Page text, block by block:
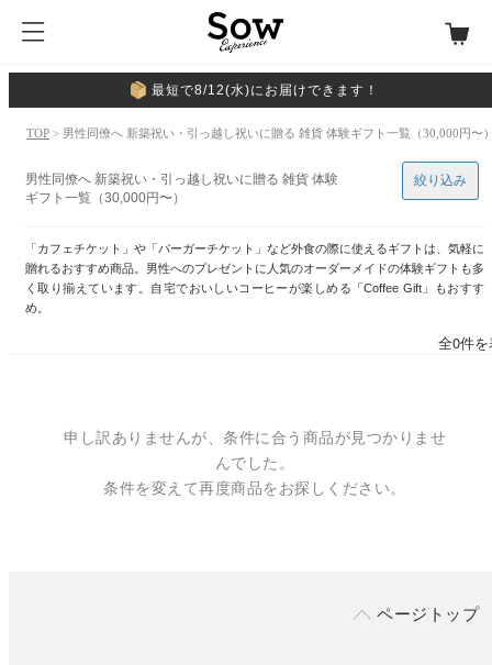
最短で8/12(水)にお届けできます！
TOP > 男性同僚へ 新築祝い・引っ越し祝いに贈る 雑貨 体験ギフト一覧（30,000円〜
男性同僚へ 新築祝い・引っ越し祝いに贈る 雑貨 体験
ギフト一覧（30,000円〜）
「カフェチケット」や「バーガーチケット」など外食の際に使えるギフトは、気軽に
贈れるおすすめ商品。男性へのプレゼントに人気のオーダーメイドの体験ギフトも多
く取り揃えています。自宅でおいしいコーヒーが楽しめる「Coffee Gift」もおすす
め。
絞り込み
全0件
申し訳ありませんが、条件に合う商品が見つかりませ
んでした。
条件を変えて再度商品をお探しください。
ページトップ